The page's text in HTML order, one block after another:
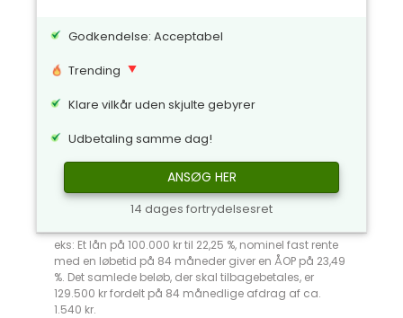
Godkendelse: Acceptabel
Trending
Klare vilkår uden skjulte gebyrer
Udbetaling samme dag!
ANSØG HER
14 dages fortrydelsesret
eks: Et lån på 100.000 kr til 22,25 %, nominel fast rente
med en løbetid på 84 måneder giver en ÅOP på 23,49
%. Det samlede beløb, der skal tilbagebetales, er
129.500 kr fordelt på 84 månedlige afdrag af ca.
1.540 kr.